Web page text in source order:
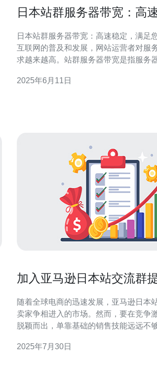
日本站群服务器带宽：高
日本站群服务器带宽：高速稳定，满足您的
互联网的普及和发展，网站运营者对服
求越来越高。站群服务器带宽是指服务
亚洲互联网发达国家之一，拥有先进的
2025年6月11日
加入亚马逊日本站交流群
随着全球电商的迅速发展，亚马逊日本
卖家争相进入的市场。然而，要在竞争
脱颖而出，单靠基础的销售技能远远不
家获取第一手的信息、经验交流和技术
2025年7月30日